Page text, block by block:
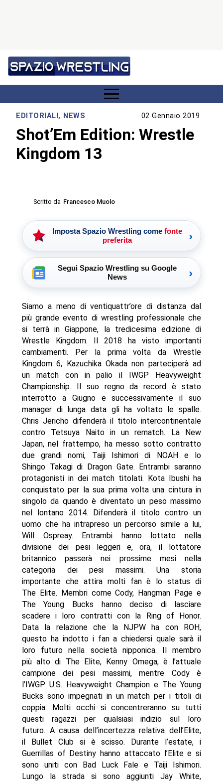
EDITORIALI, NEWS 02 Gennaio 2019
Shot’Em Edition: Wrestle
Kingdom 13
Scritto da Francesco Muolo
Imposta Spazio Wrestling come fonte
preferita
›
Segui Spazio Wrestling su Google
News
›
Siamo a meno di ventiquattr’ore di distanza dal
più grande evento di wrestling professionale che
si terrà in Giappone, la tredicesima edizione di
Wrestle Kingdom. Il 2018 ha visto importanti
cambiamenti. Per la prima volta da Wrestle
Kingdom 6, Kazuchika Okada non parteciperà ad
un match con in palio il IWGP Heavyweight
Championship. Il suo regno da record è stato
interrotto a Giugno e successivamente il suo
manager di lunga data gli ha voltato le spalle.
Chris Jericho difenderà il titolo intercontinentale
contro Tetsuya Naito in un rematch. La New
Japan, nel frattempo, ha messo sotto contratto
due grandi nomi, Taiji Ishimori di NOAH e lo
Shingo Takagi di Dragon Gate. Entrambi saranno
protagonisti in dei match titolati. Kota Ibushi ha
conquistato per la sua prima volta una cintura in
singolo da quando è diventato un peso massimo
nel lontano 2014. Difenderà il titolo contro un
uomo che ha intrapreso un percorso simile a lui,
Will Ospreay. Entrambi hanno lottato nella
divisione dei pesi leggeri e, ora, il lottatore
britannico passerà nei prossime mesi nella
categoria dei pesi massimi. Una storia
importante che attira molti fan è lo status di
The Elite. Membri come Cody, Hangman Page e
The Young Bucks hanno deciso di lasciare
scadere i loro contratti con la Ring of Honor.
Data la relazione che la NJPW ha con ROH,
questo ha indotto i fan a chiedersi quale sarà il
loro futuro nella società nipponica. Il membro
più alto di The Elite, Kenny Omega, è l’attuale
campione dei pesi massimi, mentre Cody è
l’IWGP U.S. Heavyweight Champion e The Young
Bucks sono impegnati in un match per i titoli di
coppia. Molti occhi si concentreranno su tutti
questi ragazzi per qualsiasi indizio sul loro
futuro. A causa dell’incertezza relativa dell’Elite,
il Bullet Club si è scisso. Durante l’estate, i
Guerrillas of Destiny hanno attaccato l’Elite e si
sono uniti con ​​Bad Luck Fale e Taiji Ishimori.
Lungo la strada si sono aggiunti Jay White,